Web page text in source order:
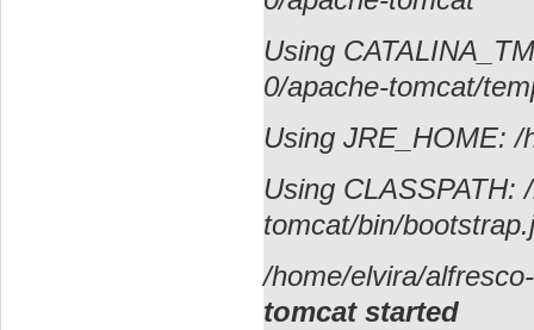
Using
0/apache-tomcat/
Using JRE_HOME:
Using CLASSPATH:
tomcat/bin/
/home/elvira/
tomcat started